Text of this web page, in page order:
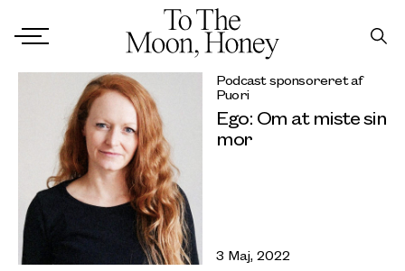
Podcast sponsoreret af
Puori
Ego: Om at miste sin
mor
3 Maj, 2022